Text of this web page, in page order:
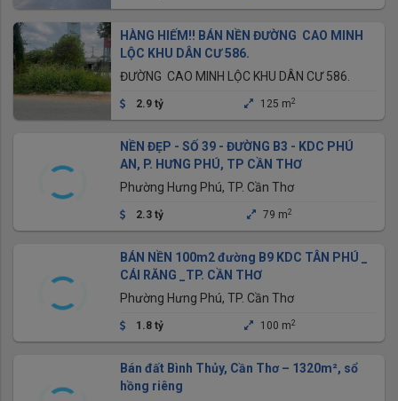
HÀNG HIẾM!! BÁN NỀN ĐƯỜNG CAO MINH
LỘC KHU DÂN CƯ 586.
ĐƯỜNG CAO MINH LỘC KHU DÂN CƯ 586.
2.9 tỷ 125 m2
NỀN ĐẸP - SỐ 39 - ĐƯỜNG B3 - KDC PHÚ
AN, P. HƯNG PHÚ, TP CẦN THƠ
Phường Hưng Phú, TP. Cần Thơ
2.3 tỷ 79 m2
BÁN NỀN 100m2 đường B9 KDC TÂN PHÚ _
CÁI RĂNG _TP. CẦN THƠ
Phường Hưng Phú, TP. Cần Thơ
1.8 tỷ 100 m2
Bán đất Bình Thủy, Cần Thơ – 1320m², sổ
hồng riêng